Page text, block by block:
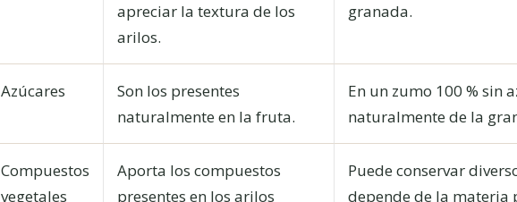
apreciar la textura de los
arilos.
granada.
Azúcares
Son los presentes
naturalmente en la fruta.
En un zumo 100 % sin
naturalmente de la
Compuestos
vegetales
Aporta los compuestos
presentes en los arilos
Puede conservar
depende de la materia